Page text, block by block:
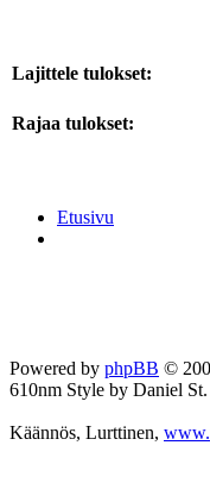
Lajittele tulokset:
Rajaa tulokset:
Etusivu
Powered by phpBB ©
610nm Style by Daniel
Käännös, Lurttinen,